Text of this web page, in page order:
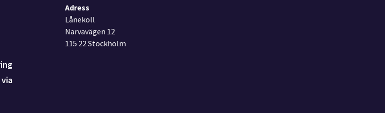
Adress
Lånekoll
Narvavägen 12
115 22 Stockholm